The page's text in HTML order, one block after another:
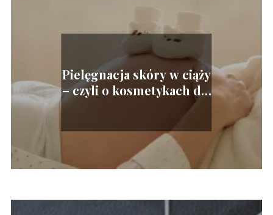
Pielęgnacja skóry w ciąży
– czyli o kosmetykach dla